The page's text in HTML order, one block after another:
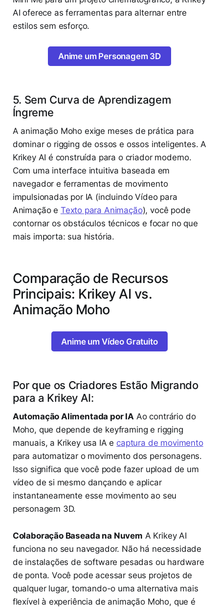
AI oferece as ferramentas para alternar entre
estilos sem esforço.
Anime um Personagem 3D
5. Sem Curva de Aprendizagem
Íngreme
A animação Moho exige meses de prática para
dominar o rigging de ossos e ossos inteligentes. A
Krikey AI é construída para o criador moderno.
Com uma interface intuitiva baseada em
navegador e ferramentas de movimento
impulsionadas por IA (incluindo Vídeo para
Animação e Texto para Animação), você pode
contornar os obstáculos técnicos e focar no que
mais importa: sua história.
Comparação de Recursos
Principais: Krikey AI vs.
Animação Moho
Anime um Vídeo Gratuito
Por que os Criadores Estão Migrando
para a Krikey AI:
Automação Alimentada por IA Ao contrário do
Moho, que depende de keyframing e rigging
manuais, a Krikey usa IA e captura de movimento
para automatizar o movimento dos personagens.
Isso significa que você pode fazer upload de um
vídeo de si mesmo dançando e aplicar
instantaneamente esse movimento ao seu
personagem 3D.
Colaboração Baseada na Nuvem A Krikey AI
funciona no seu navegador. Não há necessidade
de instalações de software pesadas ou hardware
de ponta. Você pode acessar seus projetos de
qualquer lugar, tornando-o uma alternativa mais
flexível à experiência de animação Moho, que é